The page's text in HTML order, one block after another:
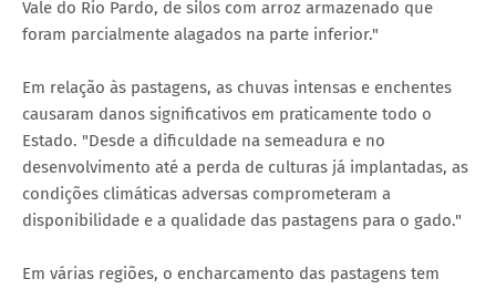
Vale do Rio Pardo, de silos com arroz armazenado que
foram parcialmente alagados na parte inferior."
Em relação às pastagens, as chuvas intensas e enchentes
causaram danos significativos em praticamente todo o
Estado. "Desde a dificuldade na semeadura e no
desenvolvimento até a perda de culturas já implantadas, as
condições climáticas adversas comprometeram a
disponibilidade e a qualidade das pastagens para o gado."
Em várias regiões, o encharcamento das pastagens tem